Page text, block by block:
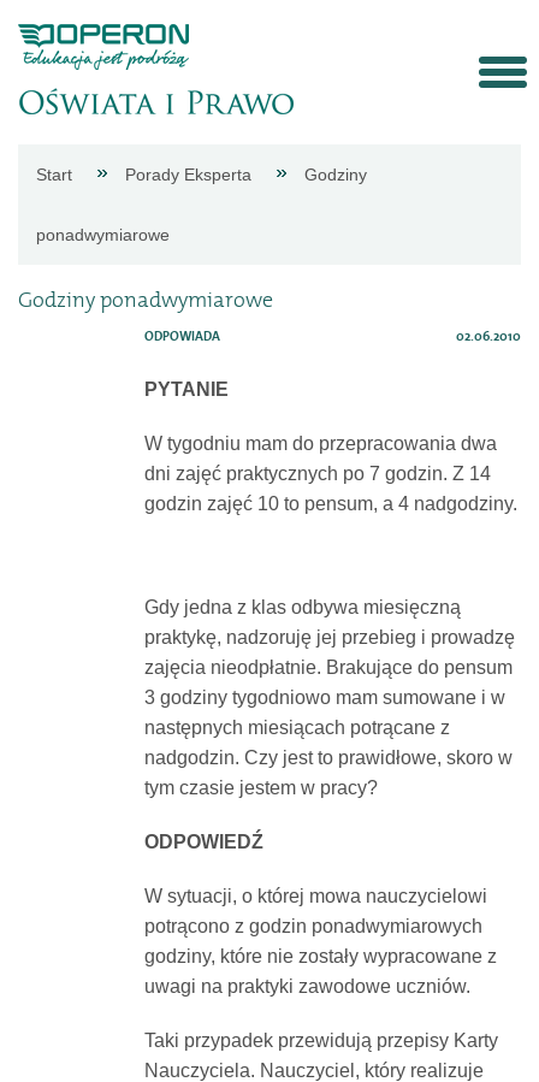
Aktualności
Start Porady Eksperta Godziny
ponadwymiarowe
Godziny ponadwymiarowe
ODPOWIADA 02.06.2010
PYTANIE
W tygodniu mam do przepracowania dwa
dni zajęć praktycznych po 7 godzin. Z 14
godzin zajęć 10 to pensum, a 4 nadgodziny.
Gdy jedna z klas odbywa miesięczną
praktykę, nadzoruję jej przebieg i prowadzę
zajęcia nieodpłatnie. Brakujące do pensum
3 godziny tygodniowo mam sumowane i w
następnych miesiącach potrącane z
nadgodzin. Czy jest to prawidłowe, skoro w
tym czasie jestem w pracy?
ODPOWIEDŹ
W sytuacji, o której mowa nauczycielowi
potrącono z godzin ponadwymiarowych
godziny, które nie zostały wypracowane z
uwagi na praktyki zawodowe uczniów.
Taki przypadek przewidują przepisy Karty
Nauczyciela. Nauczyciel, który realizuje